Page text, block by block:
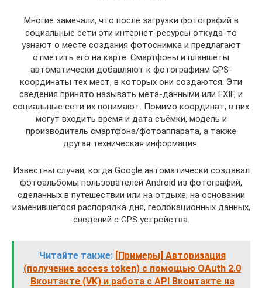
Многие замечали, что после загрузки фотографий в
социальные сети эти интернет-ресурсы откуда-то
узнают о месте создания фотоснимка и предлагают
отметить его на карте. Смартфоны и планшеты
автоматически добавляют к фотографиям GPS-
координаты тех мест, в которых они создаются. Эти
сведения принято называть мета-данными или EXIF, и
социальные сети их понимают. Помимо координат, в них
могут входить время и дата съёмки, модель и
производитель смартфона/фотоаппарата, а также
другая техническая информация.
Известны случаи, когда Google автоматически создавал
фотоальбомы пользователей Android из фотографий,
сделанных в путешествии или на отдыхе, на основании
изменившегося распорядка дня, геолокационных данных,
сведений с GPS устройства.
Читайте также:
[Примеры] Авторизация
(получение access token) с помощью OAuth 2.0
Вконтакте (VK) и работа с API Вконтакте на